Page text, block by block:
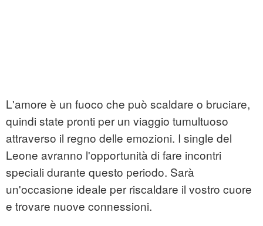
L'amore è un fuoco che può scaldare o bruciare,
quindi state pronti per un viaggio tumultuoso
attraverso il regno delle emozioni. I single del
Leone avranno l'opportunità di fare incontri
speciali durante questo periodo. Sarà
un'occasione ideale per riscaldare il vostro cuore
e trovare nuove connessioni.